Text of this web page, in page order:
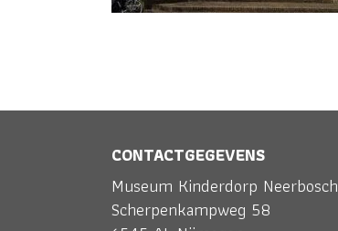
CONTACTGEGEVENS
Museum Kinderdorp Neerbosch
Scherpenkampweg 58